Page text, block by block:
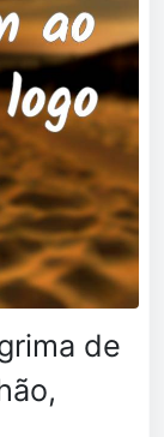
de